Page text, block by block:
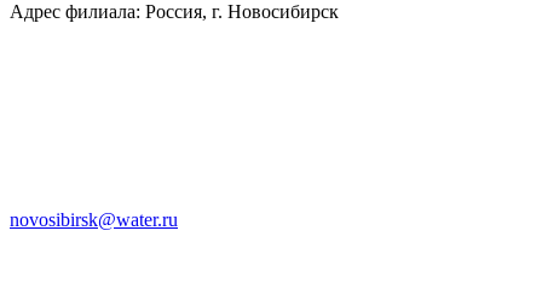
Адрес филиала: Россия, г. Новосибирск
novosibirsk@water.ru